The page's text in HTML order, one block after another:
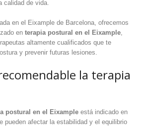
calidad de vida.
en el Eixample de Barcelona, ofrecemos
en terapia postural en el Eixample,
altamente cualificados que te
y prevenir futuras lesiones.
la terapia
postural en el Eixampleestá indicado en
pueden afectar la estabilidad y el equilibrio